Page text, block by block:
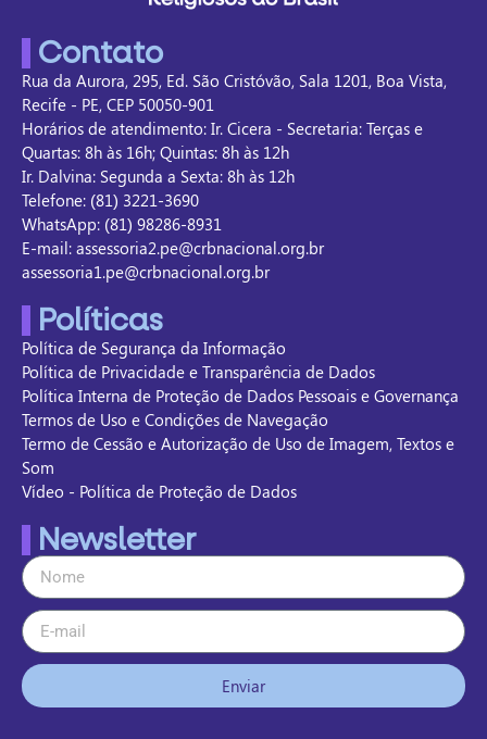
Contato
Rua da Aurora, 295, Ed. São Cristóvão, Sala 1201, Boa Vista,
Recife - PE, CEP 50050-901
Horários de atendimento: Ir. Cicera - Secretaria: Terças e
Quartas: 8h às 16h; Quintas: 8h às 12h
Ir. Dalvina: Segunda a Sexta: 8h às 12h
Telefone: (81) 3221-3690
WhatsApp: (81) 98286-8931
E-mail: assessoria2.pe@crbnacional.org.br
assessoria1.pe@crbnacional.org.br
Políticas
Política de Segurança da Informação
Política de Privacidade e Transparência de Dados
Política Interna de Proteção de Dados Pessoais e Governança
Termos de Uso e Condições de Navegação
Termo de Cessão e Autorização de Uso de Imagem, Textos e
Som
Vídeo - Política de Proteção de Dados
Newsletter
Enviar